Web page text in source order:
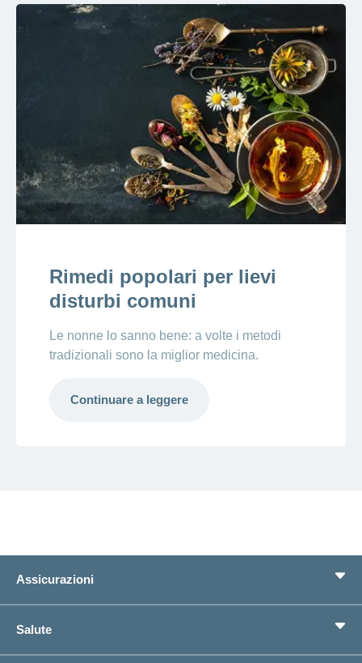
Rimedi popolari per lievi
disturbi comuni
Le nonne lo sanno bene: a volte i metodi
tradizionali sono la miglior medicina.
Continuare a leggere
Assicurazioni
Assicurazioni complementari
Salute